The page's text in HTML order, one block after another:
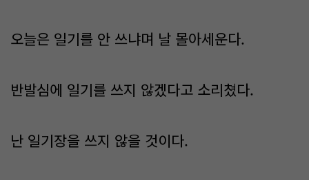
오늘은 일기를 안 쓰냐며 날 몰아세운다.
반발심에 일기를 쓰지 않겠다고 소리쳤다.
난 일기장을 쓰지 않을 것이다.